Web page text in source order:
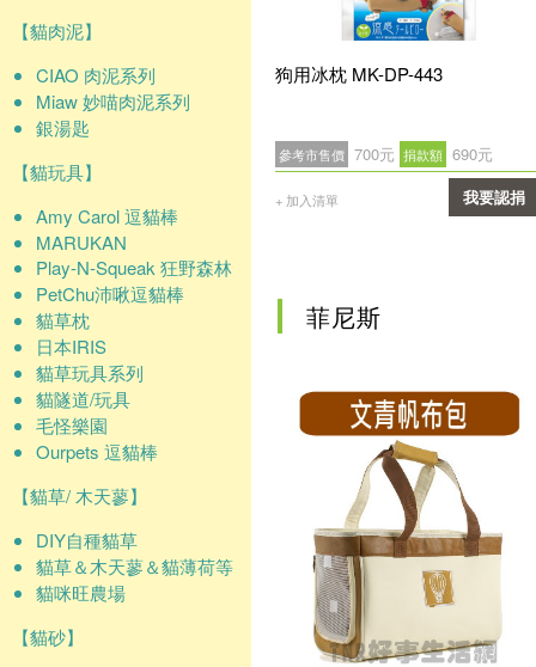
【貓肉泥】
CIAO 肉泥系列
Miaw 妙喵肉泥系列
銀湯匙
【貓玩具】
Amy Carol 逗貓棒
MARUKAN
Play-N-Squeak 狂野森林
PetChu沛啾逗貓棒
貓草枕
日本IRIS
貓草玩具系列
貓隧道/玩具
毛怪樂園
Ourpets 逗貓棒
【貓草/ 木天蓼】
DIY自種貓草
貓草＆木天蓼＆貓薄荷等
貓咪旺農場
【貓砂】
狗用冰枕 MK-DP-443
參考市售價 700元 捐款額 690元
+ 加入清單 我要認捐
菲尼斯